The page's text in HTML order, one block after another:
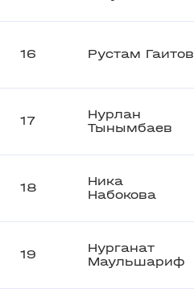
16 Рустам Гаитов
17
Нурлан
Тынымбаев
18
Ника
Набокова
19
Нурганат
Маульшариф